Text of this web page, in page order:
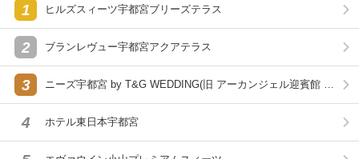
1 ヒルズスィーツ宇都宮ブリーズテラス
2 ブランレヴュー宇都宮アクアテラス
3
ニーズ宇都宮 by T&G WEDDING(旧 アーカンジェル迎賓館 宇
4 ホテル東日本宇都宮